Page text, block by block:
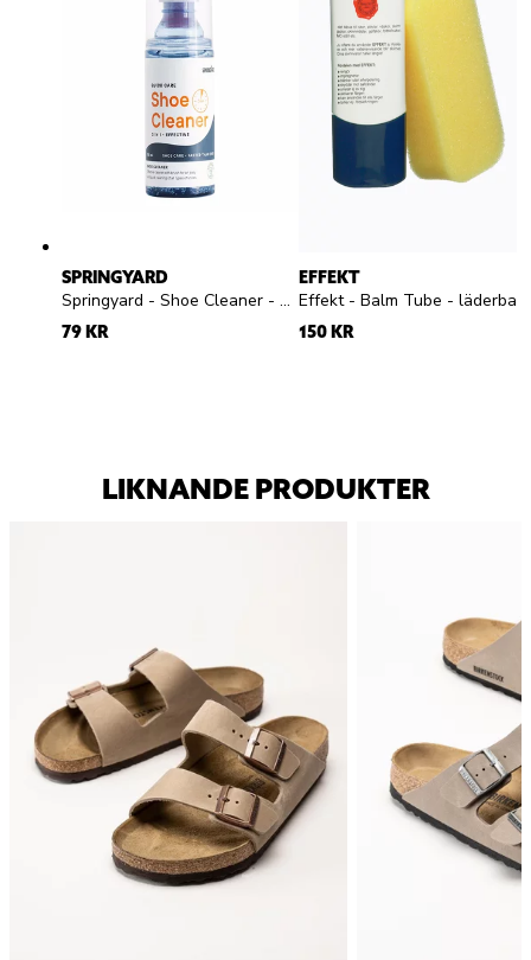
SPRINGYARD
Springyard - Shoe Cleaner - Rengöringsgel
79 KR
EFFEKT
150 KR
LIKNANDE PRODUKTER